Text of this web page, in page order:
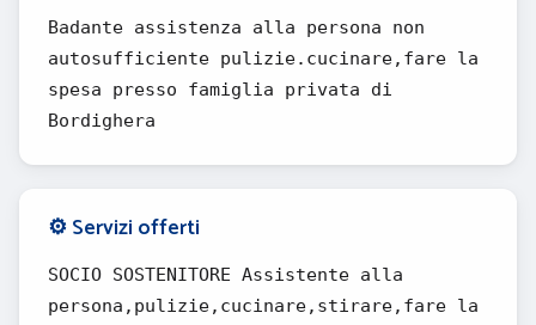
Badante assistenza alla persona non
autosufficiente pulizie.cucinare,fare la
spesa presso famiglia privata di
Bordighera
⚙️ Servizi offerti
SOCIO SOSTENITORE Assistente alla
persona,pulizie,cucinare,stirare,fare la